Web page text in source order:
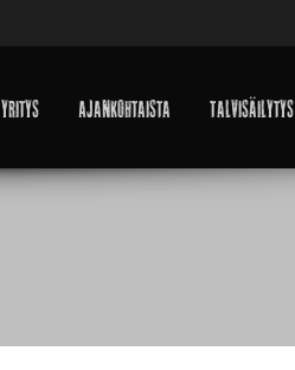
Yritys Ajankohtaista Talvisäilytys